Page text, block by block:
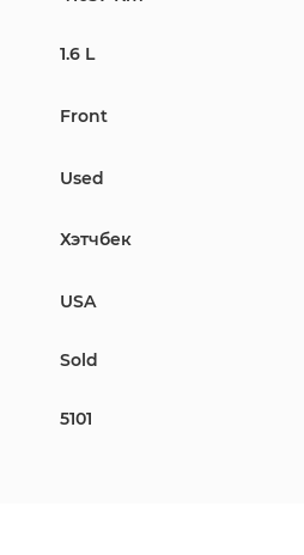
1.6 L
Front
Used
Хэтчбек
USA
Sold
5101